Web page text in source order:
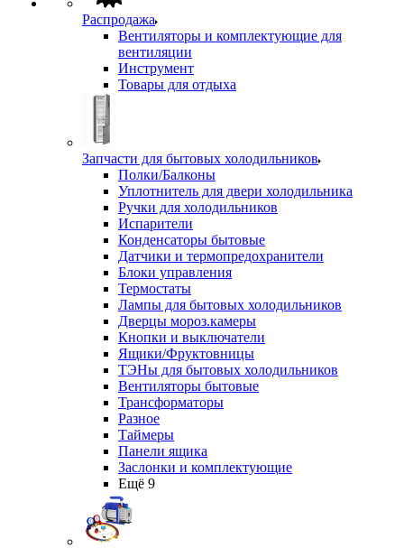
Распродажа
Вентиляторы и комплектующие для
вентиляции
Инструмент
Товары для отдыха
Запчасти для бытовых холодильников
Полки/Балконы
Уплотнитель для двери холодильника
Ручки для холодильников
Испарители
Конденсаторы бытовые
Датчики и термопредохранители
Блоки управления
Термостаты
Лампы для бытовых холодильников
Дверцы мороз.камеры
Кнопки и выключатели
Ящики/Фруктовницы
ТЭНы для бытовых холодильников
Вентиляторы бытовые
Трансформаторы
Разное
Таймеры
Панели ящика
Заслонки и комплектующие
Ещё 9